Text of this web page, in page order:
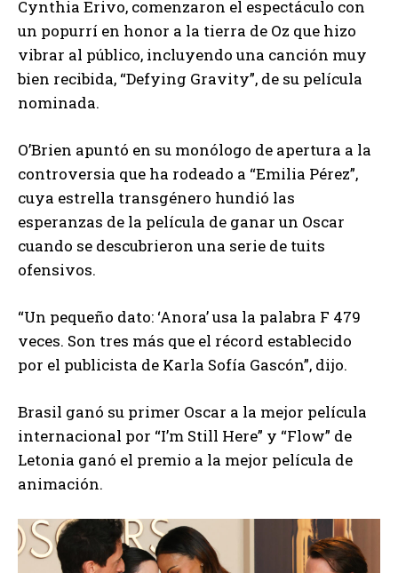
Cynthia Erivo, comenzaron el espectáculo con
un popurrí en honor a la tierra de Oz que hizo
vibrar al público, incluyendo una canción muy
bien recibida, “Defying Gravity”, de su película
nominada.
O’Brien apuntó en su monólogo de apertura a la
controversia que ha rodeado a “Emilia Pérez”,
cuya estrella transgénero hundió las
esperanzas de la película de ganar un Oscar
cuando se descubrieron una serie de tuits
ofensivos.
“Un pequeño dato: ‘Anora’ usa la palabra F 479
veces. Son tres más que el récord establecido
por el publicista de Karla Sofía Gascón”, dijo.
Brasil ganó su primer Oscar a la mejor película
internacional por “I’m Still Here” y “Flow” de
Letonia ganó el premio a la mejor película de
animación.